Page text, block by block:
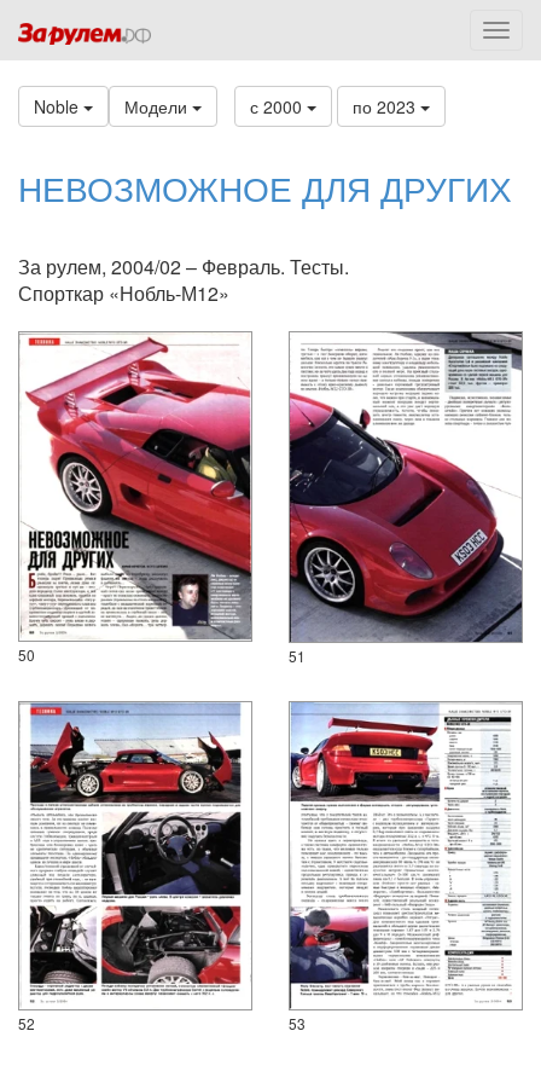
Noble Модели с 2000 по 2023
НЕВОЗМОЖНОЕ ДЛЯ ДРУГИХ
За рулем, 2004/02 – Февраль. Тесты.
Спорткар «Нобль-М12»
50 51
52 53